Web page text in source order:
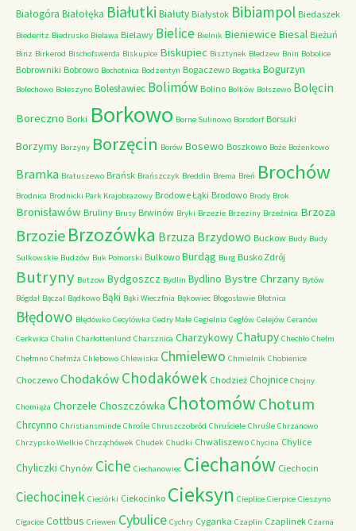
Białogóra Białołęka Białutki Białuty Białystok Bibiampol Biedaszek
Biederitz Biedrusko Bielawa Bielawy Bielice Bielnik Bieniewice Biesal Bieżuń
Binz Birkerod Bischofswerda Biskupice Biskupiec Bisztynek Bledzew Bnin Bobolice
Bobrowniki Bobrowo Bochotnica Bodzentyn Bogaczewo Bogatka Bogurzyn
Bolechowo Boleszyno Bolesławiec Bolimów Bolino Bolków Bolszewo Bolęcin
Boreczno Borki Borkowo Borne Sulinowo Borsdorf Borsuki
Borzymy Borzyny Borzęcin Borów Bosewo Boszkowo Boże Bożenkowo
Bramka Bratuszewo Brańsk Brańszczyk Breddin Brema Breń Brochów
Brodnica Brodnicki Park Krajobrazowy Brodowe Łąki Brodowo Brody Brok
Bronisławów Bruliny Brusy Brwinów Bryki Brzezie Brzeziny Brzeźnica Brzoza
Brzozie Brzozówka Brzuza Brzydowo Buckow Budy Budy
Sulkowskie Budzów Buk Pomorski Bulkowo Burdąg Burg Busko Zdrój
Butryny Butzow Bydgoszcz Bydlin Bydlino Bystre Chrzany Bytów
Bógdał Bączal Bądkowo Bąki Bąki Wieczfnia Bąkowiec Błogosławie Błotnica
Błędowo Błędówko Cecylówka Cedry Małe Cegielnia Cegłów Celejów Ceranów
Cerkwica Chalin Charlottenlund Charsznica CharzykowyChałupy Chechło Chełm
Chełmno Chełmża Chlebowo Chlewiska Chmielewo Chmielnik Chobienice
Choczewo ChodakówChodakówek Chodzież Chojnice Chojny
Chomiąża Chorzele Choszczówka ChotomówChotum
Chrcynno Christiansminde Chrośle Chruszczobród Chruściele Chruśle Chrzanowo
Chrzypsko Wielkie Chrząchówek Chudek Chudki Chwaliszewo Chycina Chylice
Chyliczki Chynów Ciche Ciechanowiec Ciechanów Ciechocin
Ciechocinek Cieciórki Ciekocinko Cieksyn Cieplice Cierpice Cieszyno
Cigacice Cottbus Criewen Cybulice Cychry Cyganka Czaplin Czaplinek Czarna